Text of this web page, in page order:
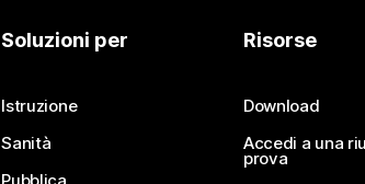
Occorre una risposta?
Invia una domanda
Soluzioni per
Istruzione
Sanità
Risorse
Download
Accedi a una
prova